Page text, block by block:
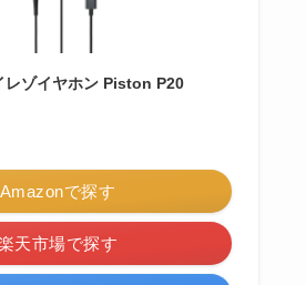
レゾイヤホン Piston P20
Amazonで探す
天市場で探す